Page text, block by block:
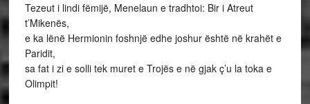
Tezeut i lindi fëmijë, Menelaun e tradhtoi: Bir i Atreut
t’Mikenës,
e ka lënë Hermionin foshnjë edhe joshur është në krahët e
Paridit,
sa fat i zi e solli tek muret e Trojës e në gjak ç’u la toka e
Olimpit!